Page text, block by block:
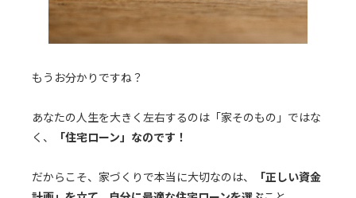
もうお分かりですね？
あなたの人生を大きく左右するのは「家そのもの」ではな
く、
「住宅ローン」なのです！
だからこそ、家づくりで本当に大切なのは、
「正しい資金